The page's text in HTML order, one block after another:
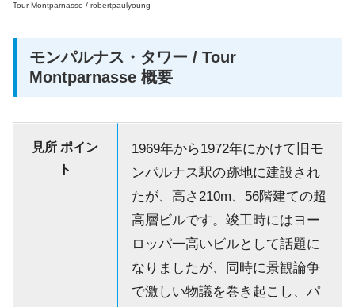
Tour Montparnasse / robertpaulyoung
モンパルナス・タワー / Tour
Montparnasse 概要
見所 ポイン
ト
1969年から1972年にかけて旧モ
ンパルナス駅の跡地に建設され
たが、高さ210m、56階建ての超
高層ビルです。竣工時にはヨー
ロッパ一高いビルとして話題に
なりましたが、同時に景観論争
で激しい物議を巻き起こし、パ